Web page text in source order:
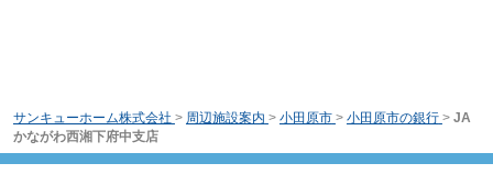
サンキューホーム株式会社 > 周辺施設案内 > 小田原市 > 小田原市の銀行 > JA
かながわ西湘下府中支店